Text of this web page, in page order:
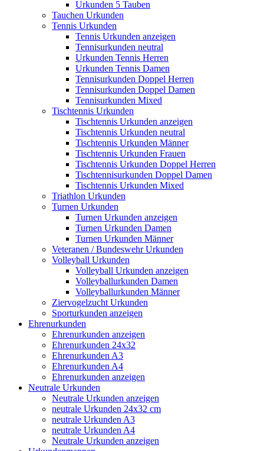
Urkunden 5 Tauben
Tauchen Urkunden
Tennis Urkunden
Tennis Urkunden anzeigen
Tennisurkunden neutral
Urkunden Tennis Herren
Urkunden Tennis Damen
Tennisurkunden Doppel Herren
Tennisurkunden Doppel Damen
Tennisurkunden Mixed
Tischtennis Urkunden
Tischtennis Urkunden anzeigen
Tischtennis Urkunden neutral
Tischtennis Urkunden Männer
Tischtennis Urkunden Frauen
Tischtennis Urkunden Doppel Herren
Tischtennisurkunden Doppel Damen
Tischtennis Urkunden Mixed
Triathlon Urkunden
Turnen Urkunden
Turnen Urkunden anzeigen
Turnen Urkunden Damen
Turnen Urkunden Männer
Veteranen / Bundeswehr Urkunden
Volleyball Urkunden
Volleyball Urkunden anzeigen
Volleyballurkunden Damen
Volleyballurkunden Männer
Ziervogelzucht Urkunden
Sporturkunden anzeigen
Ehrenurkunden
Ehrenurkunden anzeigen
Ehrenurkunden 24x32
Ehrenurkunden A3
Ehrenurkunden A4
Ehrenurkunden anzeigen
Neutrale Urkunden
Neutrale Urkunden anzeigen
neutrale Urkunden 24x32 cm
neutrale Urkunden A3
neutrale Urkunden A4
Neutrale Urkunden anzeigen